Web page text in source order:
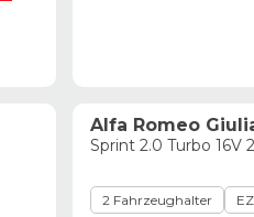
Alfa Romeo
Sprint 2.0 Turbo 16V
2 Fahrzeughalter